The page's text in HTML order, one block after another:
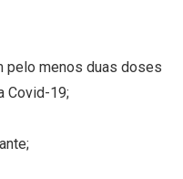
pelo menos duas doses
Covid-19;